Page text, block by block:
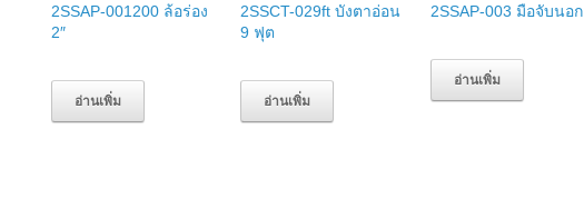
2SSAP-001200 ล้อร่อง
2″
อ่านเพิ่ม
2SSCT-029ft บังตาอ่อน
9 ฟุต
อ่านเพิ่ม
2SSAP-003 มือจับนอก
อ่านเพิ่ม